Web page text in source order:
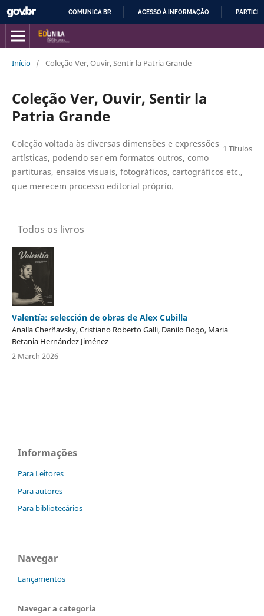
COMUNICA BR ACESSO À INFORMAÇÃO
Início / Coleção Ver, Ouvir, Sentir la Patria Grande
Coleção Ver, Ouvir, Sentir la
Patria Grande
1 Títulos
Coleção voltada às diversas dimensões e expressões
artísticas, podendo ser em formatos outros, como
partituras, ensaios visuais, fotográficos, cartográficos etc.,
que merecem processo editorial próprio.
Todos os livros
Valentía: selección de obras de Alex Cubilla
Analía Cherñavsky, Cristiano Roberto Galli, Danilo Bogo, Maria
Betania Hernández Jiménez
2 March 2026
Informações
Para Leitores
Para autores
Para bibliotecários
Navegar
Lançamentos
Navegar a categoria